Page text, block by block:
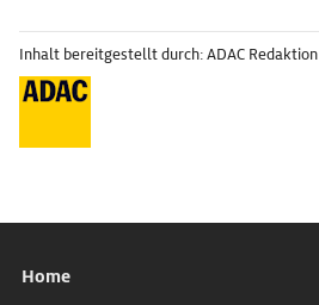
Inhalt bereitgestellt durch: ADAC Redaktion
Home